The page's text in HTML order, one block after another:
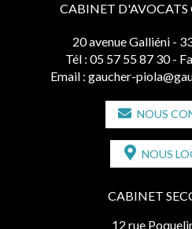
CABINET
20 avenue Galliéni -
Tél : 05 57 55 87 30 -
Email : gaucher-
NOUS
NOUS
CABINET
12 rue